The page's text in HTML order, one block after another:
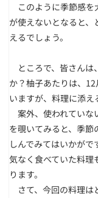
このように季節感を
が使えないとなると、
えるでしょう。
ところで、皆さんは
か？柚子あたりは、
いますが、料理に添え
案外、使われていな
を覗いてみると、季
しんでみてはいかが
気なく食べていた料理
ります。
さて、今回の料理は